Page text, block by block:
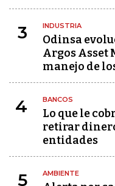
3 INDUSTRIA
Odinsa
Argos Asset
manejo de
4 BANCOS
Lo que le
retirar
entidades
5 AMBIENTE